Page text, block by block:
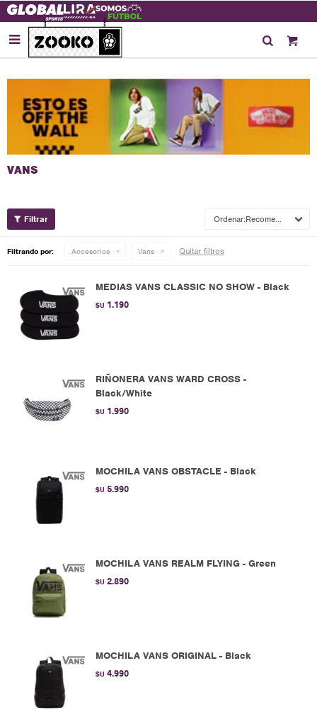

Recomendados
Filtrando por: Accesorios Vans Quitar filtros
MEDIAS VANS CLASSIC NO SHOW - Black
$U 1.190
RIÑONERA VANS WARD CROSS -
Black/White
$U 1.990
MOCHILA VANS OBSTACLE - Black
$U 5.990
MOCHILA VANS REALM FLYING - Green
$U 2.890
MOCHILA VANS ORIGINAL - Black
$U 4.990